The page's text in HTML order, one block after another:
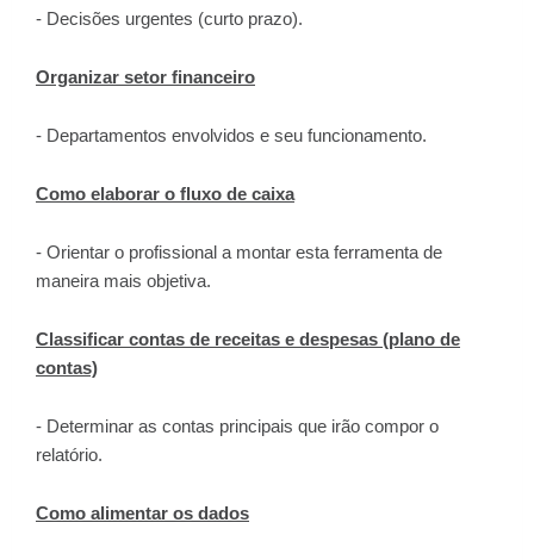
- Decisões urgentes (curto prazo).
Organizar setor financeiro
- Departamentos envolvidos e seu funcionamento.
Como elaborar o fluxo de caixa
- Orientar o profissional a montar esta ferramenta de
maneira mais objetiva.
Classificar contas de receitas e despesas (plano de
contas)
- Determinar as contas principais que irão compor o
relatório.
Como alimentar os dados